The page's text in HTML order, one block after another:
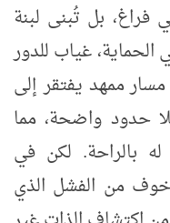
فراغ، بل تُبنى لبنة
الحماية، غياب للدور
ممهد يفتقر إلى
حدود واضحة، مما
بالراحة. لكن في
من الفشل الذي